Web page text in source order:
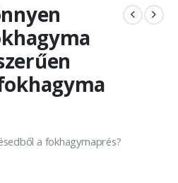
a fokhagymaprés?